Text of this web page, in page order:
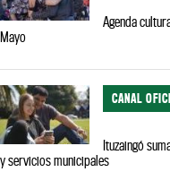
Agenda
Mayo
CANAL
Ituzaingó
y servicios municipales